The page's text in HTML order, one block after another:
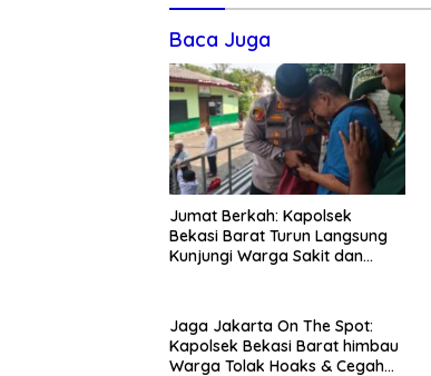
Baca Juga
Jumat Berkah: Kapolsek
Bekasi Barat Turun Langsung
Kunjungi Warga Sakit dan
Jaga Jakarta On The Spot:
Kapolsek Bekasi Barat himbau
Warga Tolak Hoaks & Cegah